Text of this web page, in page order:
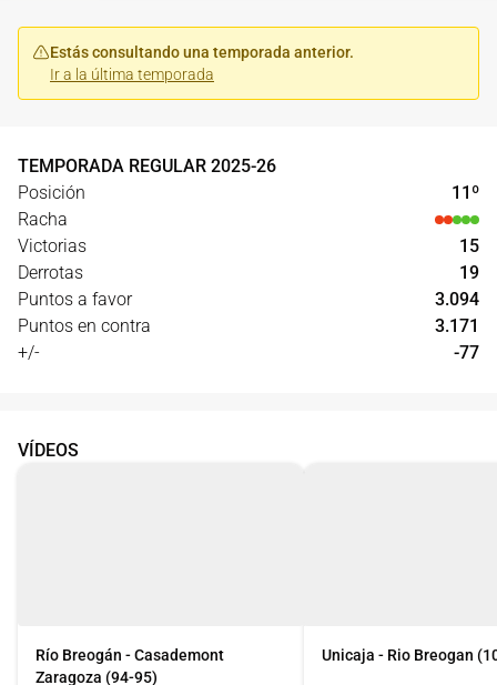
Estás consultando una temporada anterior.
Ir a la última temporada
TEMPORADA REGULAR 2025-26
Posición
11 º
Racha
Victorias
15
Derrotas
19
Puntos a favor
3.094
Puntos en contra
3.171
+/-
-77
VÍDEOS
Río Breogán - Casademont
Zaragoza (94-95)
Unicaja - Rio Breogan